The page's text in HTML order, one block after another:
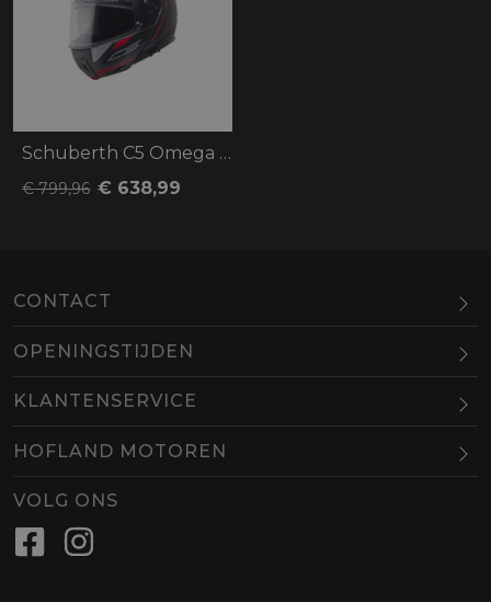
Schuberth C5 Omega zwart/rood
€ 799,96 € 638,99
CONTACT
BEL EMAIL
OPENINGSTIJDEN
Maandag
Dinsdag
10.00-18.00
Woensdag
Donderdag
Vrijdag
KLANTENSERVICE
HOFLAND MOTOREN
VOLG ONS